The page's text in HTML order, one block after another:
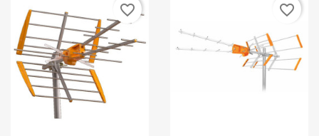
favorite_border favorite_border